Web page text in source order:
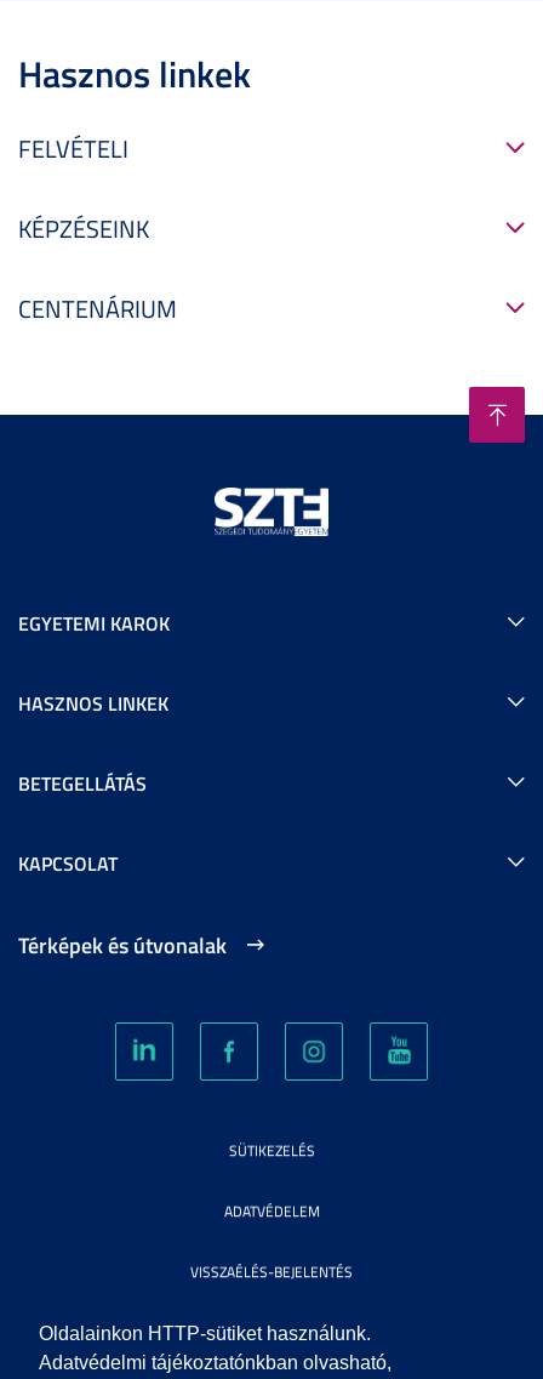
Oldalainkon HTTP-sütiket használunk.
Adatvédelmi tájékoztatónkban olvasható,
Hasznos linkek
FELVÉTELI
KÉPZÉSEINK
CENTENÁRIUM
EGYETEMI KAROK
HASZNOS LINKEK
BETEGELLÁTÁS
KAPCSOLAT
Térképek és útvonalak
SÜTIKEZELÉS
ADATVÉDELEM
VISSZAÉLÉS-BEJELENTÉS
KÖZÉRDEKŰ ADATOK